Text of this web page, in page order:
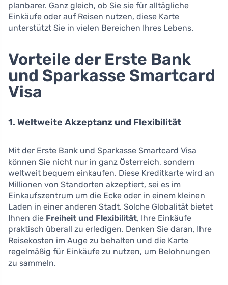
planbarer. Ganz gleich, ob Sie sie für alltägliche
Einkäufe oder auf Reisen nutzen, diese Karte
unterstützt Sie in vielen Bereichen Ihres Lebens.
Vorteile der Erste Bank
und Sparkasse Smartcard
Visa
1. Weltweite Akzeptanz und Flexibilität
Mit der Erste Bank und Sparkasse Smartcard Visa
können Sie nicht nur in ganz Österreich, sondern
weltweit bequem einkaufen. Diese Kreditkarte wird an
Millionen von Standorten akzeptiert, sei es im
Einkaufszentrum um die Ecke oder in einem kleinen
Laden in einer anderen Stadt. Solche Globalität bietet
Ihnen die Freiheit und Flexibilität, Ihre Einkäufe
praktisch überall zu erledigen. Denken Sie daran, Ihre
Reisekosten im Auge zu behalten und die Karte
regelmäßig für Einkäufe zu nutzen, um Belohnungen
zu sammeln.